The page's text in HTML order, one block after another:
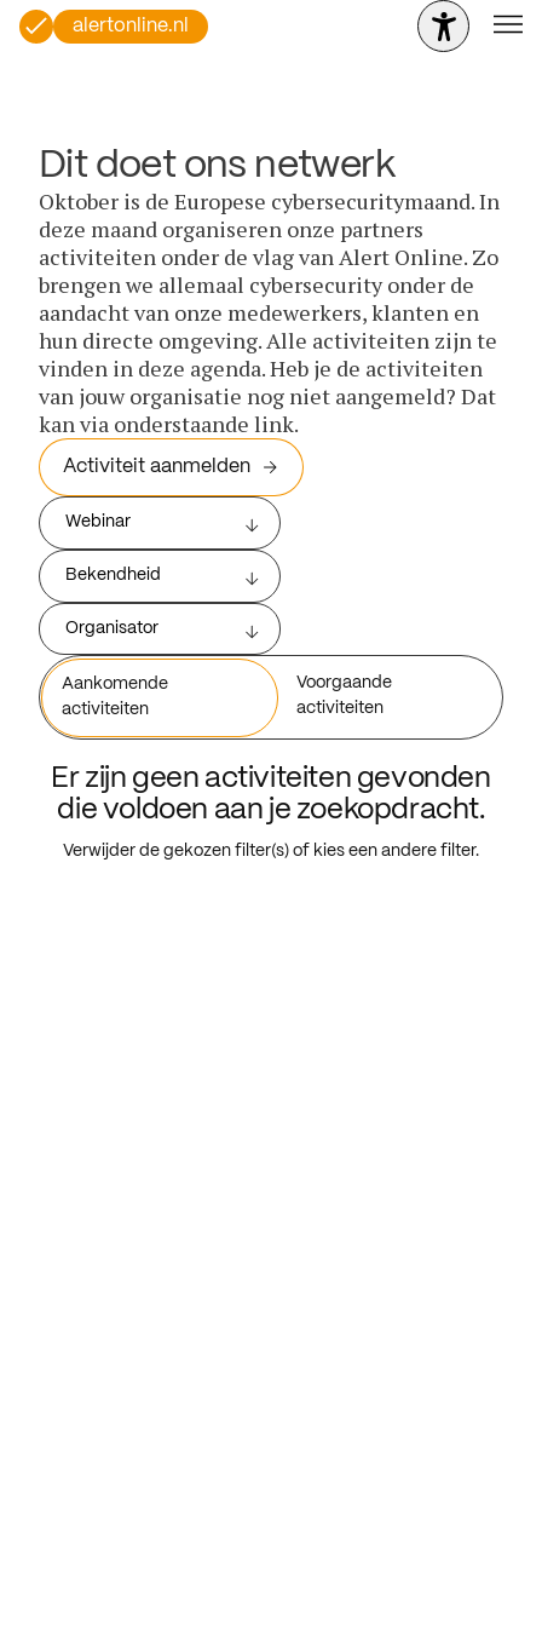
alertonline.nl
Dit doet ons netwerk
Oktober is de Europese cybersecuritymaand. In
deze maand organiseren onze partners
activiteiten onder de vlag van Alert Online. Zo
brengen we allemaal cybersecurity onder de
aandacht van onze medewerkers, klanten en
hun directe omgeving. Alle activiteiten zijn te
vinden in deze agenda. Heb je de activiteiten
van jouw organisatie nog niet aangemeld? Dat
kan via onderstaande link.
Activiteit aanmelden
Webinar
Bekendheid
Organisator
Aankomende
activiteiten
Voorgaande
activiteiten
Er zijn geen activiteiten gevonden
die voldoen aan je zoekopdracht.
Verwijder de gekozen filter(s) of kies een andere filter.